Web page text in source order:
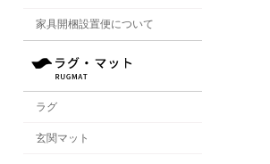
家具開梱設置便について
ラグ
玄関マット